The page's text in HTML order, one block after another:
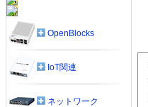
OpenBlocks
IoT関連
ネットワーク